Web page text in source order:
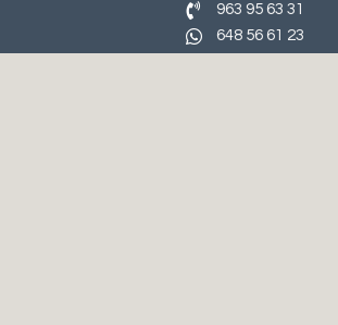
963 95 63 31‬
648 56 61 23